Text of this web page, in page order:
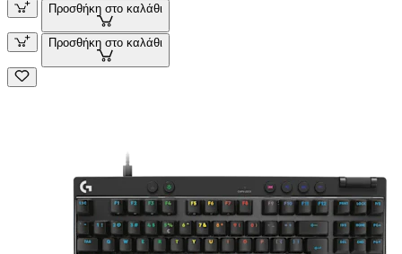
Προσθήκη στο καλάθι
Προσθήκη στο καλάθι